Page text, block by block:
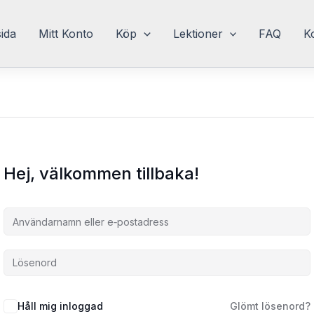
Mitt Konto Köp Lektioner FAQ
Hej, välkommen tillbaka!
Håll mig inloggad Glömt lösenord?